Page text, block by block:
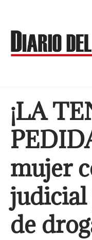
contenido
¡LA
mujer
de